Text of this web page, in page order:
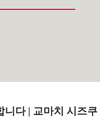
다 | 교마치 시즈쿠